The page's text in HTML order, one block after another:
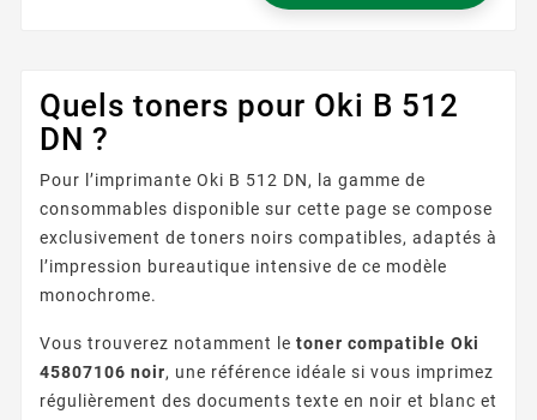
Quels toners pour Oki B 512
DN ?
Pour l’imprimante Oki B 512 DN, la gamme de
consommables disponible sur cette page se compose
exclusivement de toners noirs compatibles, adaptés à
l’impression bureautique intensive de ce modèle
monochrome.
Vous trouverez notamment le toner compatible Oki
45807106 noir, une référence idéale si vous imprimez
régulièrement des documents texte en noir et blanc et